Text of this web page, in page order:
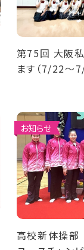
第75回 大阪
ます（7/22～
お知らせ
高校新体操